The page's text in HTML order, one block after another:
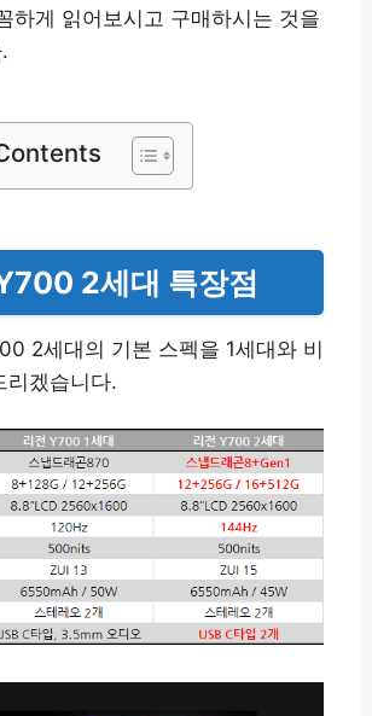
하게 읽어보시고 구매하시는 것을
2세대 특장점
2세대의 기본 스펙을 1세대와 비
리겠습니다.